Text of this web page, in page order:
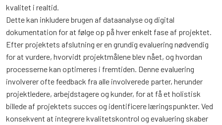
kvalitet i realtid.
Dette kan inkludere brugen af dataanalyse og digital
dokumentation for at følge op på hver enkelt fase af projektet.
Efter projektets afslutning er en grundig evaluering nødvendig
for at vurdere, hvorvidt projektmålene blev nået, og hvordan
processerne kan optimeres i fremtiden. Denne evaluering
involverer ofte feedback fra alle involverede parter, herunder
projektledere, arbejdstagere og kunder, for at få et holistisk
billede af projektets succes og identificere læringspunkter. Ved
konsekvent at integrere kvalitetskontrol og evaluering skaber